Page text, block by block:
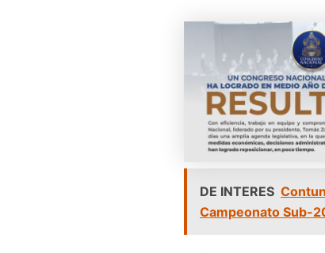
DE INTERES
Campeonato Sub-